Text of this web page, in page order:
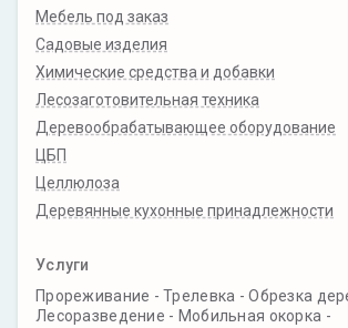
Мебель под заказ
Садовые изделия
Химические средства и добавки
Лесозаготовительная техника
Деревообрабатывающее оборудование
ЦБП
Целлюлоза
Деревянные кухонные принадлежности
Услуги
Прореживание - Трелевка - Обрезка
Лесоразведение - Мобильная окорка -